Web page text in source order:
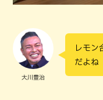
大川豊治
レモン
だよね